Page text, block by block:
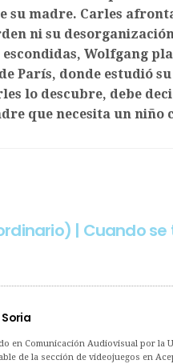
su madre. Carles
ni su
Wolfgang
París, donde estudió
lo descubre, debe
que necesita un niño
| Cuando
en Comunicación Audiovisual por la
de la sección de videojuegos en